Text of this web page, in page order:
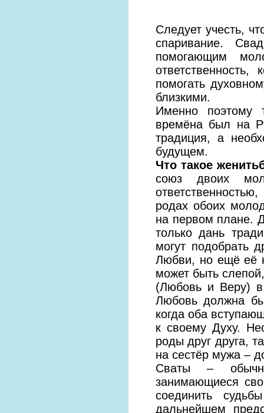
Следует учесть,
спаривание.
помогающим
помогать
близкими.
Именно поэтому
времёна был на
традиция, а
будущем.
Что такое
союз двоих
родах обоих
на первом плане.
только дань
могут подобрать
Любви, но ещё её
может быть
(Любовь и Веру) в
Любовь должна
когда оба
к своему Духу.
роды друг друга,
на сестёр мужа –
Сваты –
занимающиеся
соединить
дальнейшем